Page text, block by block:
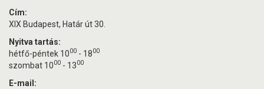
Cím:
XIX Budapest, Határ út 30.
Nyitva tartás:
hétfő-péntek 1000 - 1800
szombat 1000 - 1300
E-mail: